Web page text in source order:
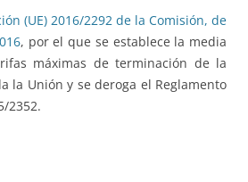
(UE) 2016/2292 de la Comisión, de
, por el que se establece la media
máximas de terminación de la
la Unión y se deroga el Reglamento
2352.